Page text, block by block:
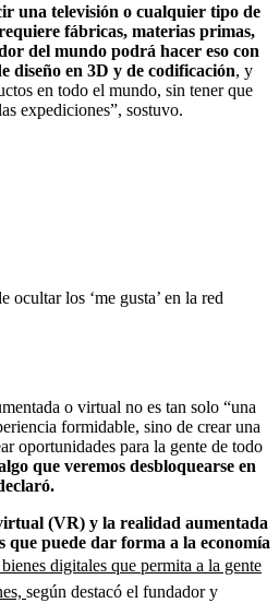
una televisión o cualquier tipo de
fábricas, materias primas,
del mundo podrá hacer eso con
diseño en 3D y de codificación, y
en todo el mundo, sin tener que
expediciones”, sostuvo.
los ‘me gusta’ en la red
o virtual no es tan solo “una
formidable, sino de crear una
oportunidades para la gente de todo
que veremos desbloquearse en
(VR) y la realidad aumentada
que puede dar forma a la economía
digitales que permita a la gente
según destacó el fundador y